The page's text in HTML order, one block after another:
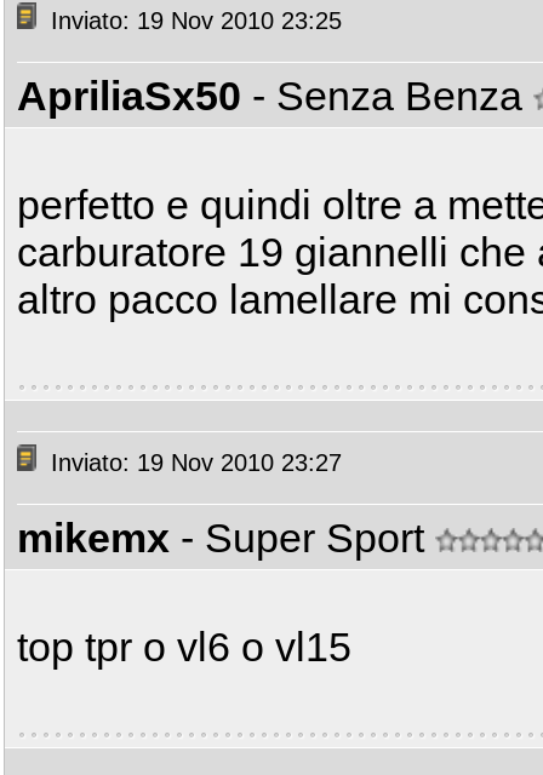
Inviato: 19 Nov 2010 23:25
ApriliaSx50 - Senza Benza
perfetto e quindi oltre a
carburatore 19 giannelli
altro pacco lamellare mi
Inviato: 19 Nov 2010 23:27
mikemx - Super Sport
top tpr o vl6 o vl15